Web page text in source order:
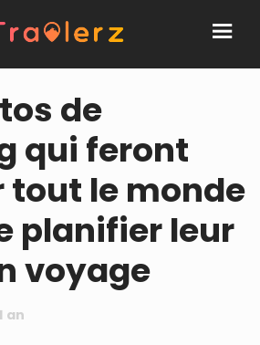
de
qui feront
tout le monde
planifier leur
voyage
an